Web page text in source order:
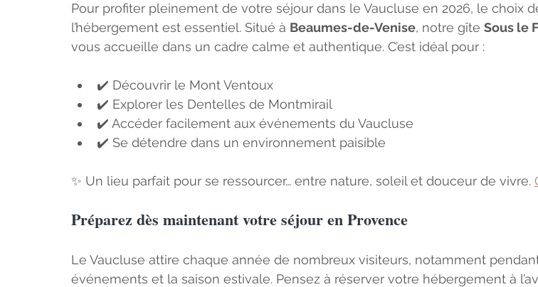
Pour profiter pleinement de votre séjour dans le Vaucluse en 2026, le choix
l’hébergement est essentiel. Situé à Beaumes-de-Venise, notre gîte Sous le
vous accueille dans un cadre calme et authentique. C’est idéal pour :
✔️ Découvrir le Mont Ventoux
✔️ Explorer les Dentelles de Montmirail
✔️ Accéder facilement aux événements du Vaucluse
✔️ Se détendre dans un environnement paisible
✨ Un lieu parfait pour se ressourcer… entre nature, soleil et douceur de vivre.
Préparez dès maintenant votre séjour en Provence
Le Vaucluse attire chaque année de nombreux visiteurs, notamment
événements et la saison estivale. Pensez à réserver votre hébergement à